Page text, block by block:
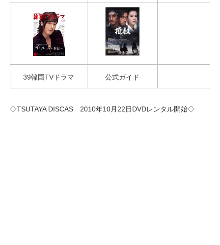
39韓国TVドラマ 公式ガイド
◇TSUTAYA DISCAS 2010年10月22日DVDレンタル開始◇